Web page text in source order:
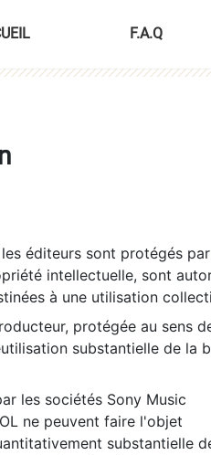
F.A.Q
éditeurs sont protégés
intellectuelle, sont
à une utilisation
protégée au sens
substantielle de la
les sociétés Sony Music
ne peuvent faire l'objet
substantielle